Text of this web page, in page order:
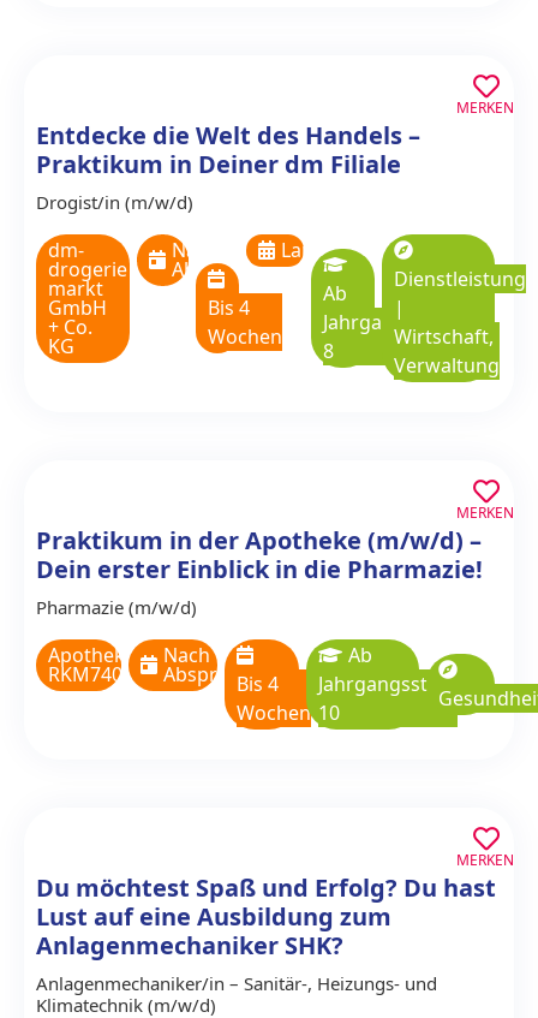
Entdecke die Welt des Handels –
Praktikum in Deiner dm Filiale
Drogist/in (m/w/d)
MERKEN
dm-
drogerie
markt
GmbH
+ Co.
KG
Nach
Absprache
Bis 4
Wochen
Langzeitpraktikum
Ab
Jahrgangsstufe
8
Dienstleistung
|
Wirtschaft,
Verwaltung
Praktikum in der Apotheke (m/w/d) –
Dein erster Einblick in die Pharmazie!
Pharmazie (m/w/d)
MERKEN
Apotheke
RKM740
Nach
Absprache
Bis 4
Wochen
Ab
Jahrgangsstufe
10
Du möchtest Spaß und Erfolg? Du hast
Lust auf eine Ausbildung zum
Anlagenmechaniker SHK?
Anlagenmechaniker/in – Sanitär-, Heizungs- und
Klimatechnik (m/w/d)
MERKEN